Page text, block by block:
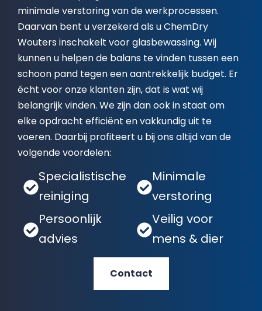
minimale verstoring van de werkprocessen.
Daarvan bent u verzekerd als u ChemDry
Wouters inschakelt voor glasbewassing. Wij
kunnen u helpen de balans te vinden tussen een
schoon pand tegen een aantrekkelijk budget. Er
écht voor onze klanten zijn, dat is wat wij
belangrijk vinden. We zijn dan ook in staat om
elke opdracht efficiënt en vakkundig uit te
voeren. Daarbij profiteert u bij ons altijd van de
volgende voordelen:
Specialistische
reiniging
Persoonlijk
advies
Minimale
verstoring
Veilig voor
mens & dier
Contact